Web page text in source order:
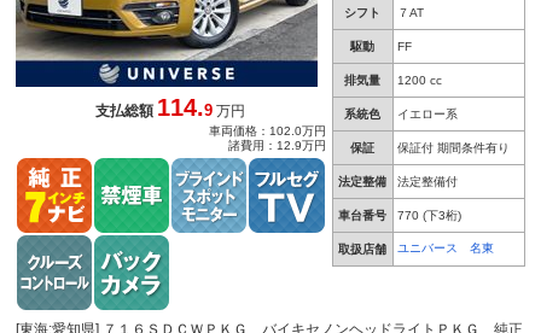
シフト ７AT
駆動 FF
排気量 1200 cc
系統色 イエロー系
保証 保証付 期間条件有り
法定整備 法定整備付
車台番号 770 (下3桁)
取扱店舗 ユニバース 名東
支払総額114.9 万円
車両価格：102.0万円
諸費用：12.9万円
[東海:愛知県] ７１６ＳＤＣＷＰＫＧ バイキセノンヘッドライトＰＫＧ 純正